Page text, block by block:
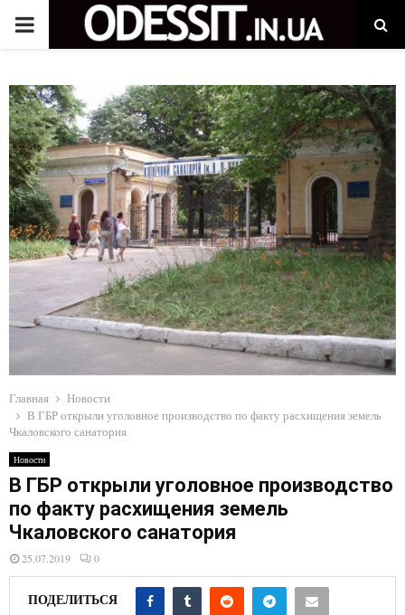
P
I
M
A
R
Y
M
E
N
U
Главная
Новости
В ГБР открыли уголовное производство по факту расхищения земель
Чкаловского санатория
Новости
В ГБР открыли уголовное производство
по факту расхищения земель
Чкаловского санатория
25.07.2019 0
ПОДЕЛИТЬСЯ